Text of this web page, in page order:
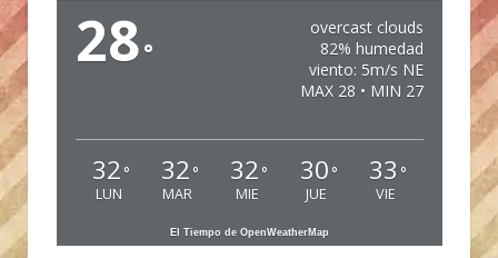
28°
overcast clouds
82% humedad
viento: 5m/s NE
MAX 28 • MIN 27
32 °
LUN
32 °
MAR
32 °
MIE
30 °
JUE
33 °
VIE
El Tiempo de OpenWeatherMap